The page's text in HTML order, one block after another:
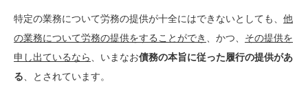
特定の業務について労務の提供が十全にはできないとしても、 他
の業務について労務の提供をすることができ
、かつ、 その提供を
申し出ているなら
、いまなお債務の本旨に従った履行の提供があ
る 、とされています。